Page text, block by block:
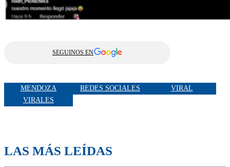
SEGUINOS EN
MENDOZA REDES SOCIALES
VIRAL
VIRALES
LAS MÁS LEÍDAS